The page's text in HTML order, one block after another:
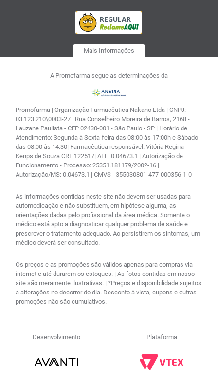
Mais Informações
A Promofarma segue as determinações da
Promofarma | Organização Farmacêutica Nakano Ltda | CNPJ:
03.123.210\0003-27 | Rua Conselheiro Moreira de Barros, 2168 -
Lauzane Paulista - CEP 02430-001 - São Paulo - SP | Horário de
Atendimento: Segunda à Sexta-feira das 08:00 às 17:00h e Sábado
das 08:00 às 14:30| Farmacêutica responsável: Vitória Regina
Kenps de Souza CRF 122517| AFE: 0.04673.1 | Autorização de
Funcionamento - Processo: 25351.181179/2002-16 |
Autorização/MS: 0.04673.1 | CMVS - 355030801-477-000356-1-0
As informações contidas neste site não devem ser usadas para
automedicação e não substituem, em hipótese alguma, as
orientações dadas pelo profissional da área médica. Somente o
médico está apto a diagnosticar qualquer problema de saúde e
prescrever o tratamento adequado. Ao persistirem os sintomas, um
médico deverá ser consultado.
Os preços e as promoções são válidos apenas para compras via
internet e até durarem os estoques. | As fotos contidas em nosso
site são meramente ilustrativas. | *Preços e disponibilidade sujeitos
a alterações no decorrer do dia. Desconto à vista, cupons e outras
promoções não são cumulativos.
Desenvolvimento Plataforma